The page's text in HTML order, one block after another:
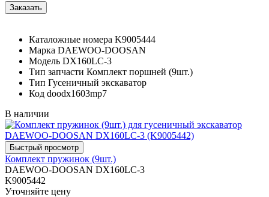
Каталожные номера K9005444
Марка DAEWOO-DOOSAN
Модель DX160LC-3
Тип запчасти Комплект поршней (9шт.)
Тип Гусеничный экскаватор
Код doodx1603mp7
В наличии
Комплект пружинок (9шт.)
DAEWOO-DOOSAN DX160LC-3
K9005442
Уточняйте цену